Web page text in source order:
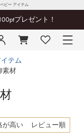
ビー アイテム
プレゼント！
テム
素材
が高い レビュー順